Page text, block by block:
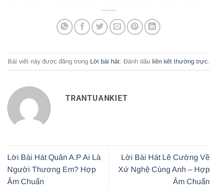
Bài viết này được đăng trong Lời bài hát. Đánh dấu liên kết thường trực.
TRANTUANKIET
Lời Bài Hát Quân A.P Ai Là
Người Thương Em? Hợp
Âm Chuẩn
Lời Bài Hát Lê Cường Về
Xứ Nghệ Cùng Anh – Hợp
Âm Chuẩn